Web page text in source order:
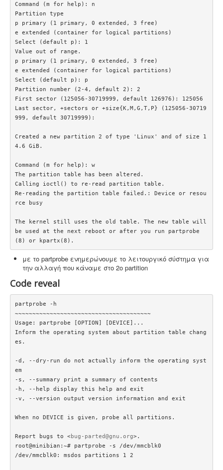
Command (m for help): n
Partition type
p primary (1 primary, 0 extended, 3 free)
e extended (container for logical partitions)
Select (default p): 1
Value out of range.
p primary (1 primary, 0 extended, 3 free)
e extended (container for logical partitions)
Select (default p): p
Partition number (2-4, default 2): 2
First sector (125056-30719999, default 126976): 125056
Last sector, +sectors or +size{K,M,G,T,P} (125056-30719
999, default 30719999):
Created a new partition 2 of type 'Linux' and of size 1
4.6 GiB.
Command (m for help): w
The partition table has been altered.
Calling ioctl() to re-read partition table.
Re-reading the partition table failed.: Device or resou
rce busy
The kernel still uses the old table. The new table will
be used at the next reboot or after you run partprobe
(8) or kpartx(8).
με το partprobe ενημερώνουμε το λειτουργικό σύστημα για
την αλλαγή που κάναμε στο 2ο partition
Code reveal
partprobe -h
~~~~~~~~~~~~~~~~~~~~~~~~~~~~~~~~~~~~~~~
Usage: partprobe [OPTION] [DEVICE]...
Inform the operating system about partition table chang
es.
-d, --dry-run do not actually inform the operating syst
em
-s, --summary print a summary of contents
-h, --help display this help and exit
-v, --version output version information and exit
When no DEVICE is given, probe all partitions.
Report bugs to <bug-parted@gnu.org>.
root@minibian:~# partprobe -s /dev/mmcblk0
/dev/mmcblk0: msdos partitions 1 2